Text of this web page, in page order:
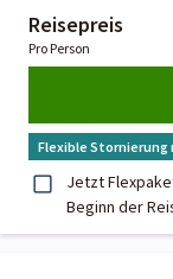
Reisepreis
Pro Person
Flexible Stornierung
Jetzt
Beginn der